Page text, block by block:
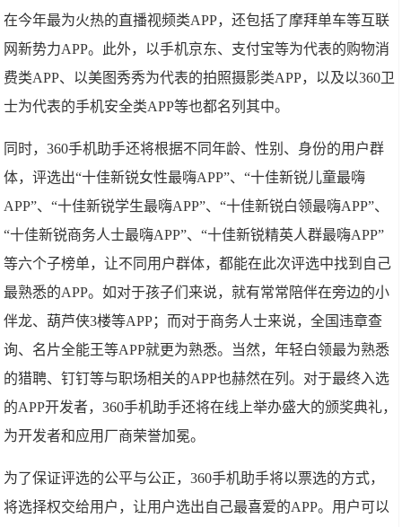
在今年最为火热的直播视频类APP，还包括了摩拜单车等互联
网新势力APP。此外，以手机京东、支付宝等为代表的购物消
费类APP、以美图秀秀为代表的拍照摄影类APP，以及以360卫
士为代表的手机安全类APP等也都名列其中。
同时，360手机助手还将根据不同年龄、性别、身份的用户群
体，评选出“十佳新锐女性最嗨APP”、“十佳新锐儿童最嗨
APP”、“十佳新锐学生最嗨APP”、“十佳新锐白领最嗨APP”、
“十佳新锐商务人士最嗨APP”、“十佳新锐精英人群最嗨APP”
等六个子榜单，让不同用户群体，都能在此次评选中找到自己
最熟悉的APP。如对于孩子们来说，就有常常陪伴在旁边的小
伴龙、葫芦侠3楼等APP；而对于商务人士来说，全国违章查
询、名片全能王等APP就更为熟悉。当然，年轻白领最为熟悉
的猎聘、钉钉等与职场相关的APP也赫然在列。对于最终入选
的APP开发者，360手机助手还将在线上举办盛大的颁奖典礼，
为开发者和应用厂商荣誉加冕。
为了保证评选的公平与公正，360手机助手将以票选的方式，
将选择权交给用户，让用户选出自己最喜爱的APP。用户可以